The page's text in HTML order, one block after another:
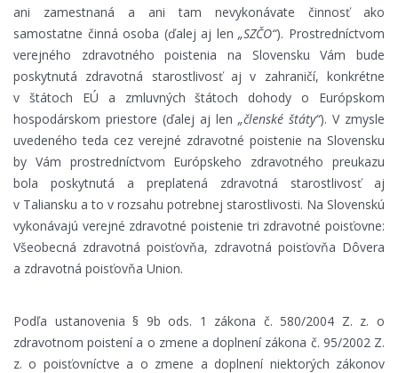
ani zamestnaná a ani tam nevykonávate činnosť ako
samostatne činná osoba (ďalej aj len„SZČO“). Prostredníctvom
verejného zdravotného poistenia na Slovensku Vám bude
poskytnutá zdravotná starostlivosť aj v zahraničí, konkrétne
v štátoch EÚ a zmluvných štátoch dohody o Európskom
hospodárskom priestore (ďalej aj len „členské štáty“). V zmysle
uvedeného teda cez verejné zdravotné poistenie na Slovensku
by Vám prostredníctvom Európskeho zdravotného preukazu
bola poskytnutá a preplatená zdravotná starostlivosť aj
v Taliansku a to v rozsahu potrebnej starostlivosti. Na Slovenskú
vykonávajú verejné zdravotné poistenie tri zdravotné poisťovne:
Všeobecná zdravotná poisťovňa, zdravotná poisťovňa Dôvera
a zdravotná poisťovňa Union.
Podľa ustanovenia § 9b ods. 1 zákona č. 580/2004 Z. z. o
zdravotnom poistení a o zmene a doplnení zákona č. 95/2002 Z.
z. o poisťovníctve a o zmene a doplnení niektorých zákonov